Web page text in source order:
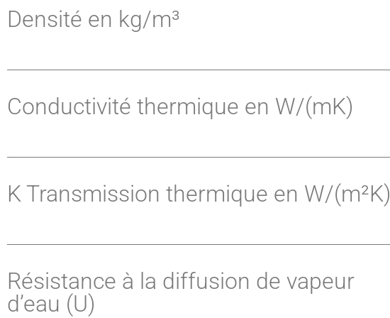
Densité en kg/m³
Conductivité thermique en W/(mK)
K Transmission thermique en W/(m²K)
Résistance à la diffusion de vapeur
d’eau (U)